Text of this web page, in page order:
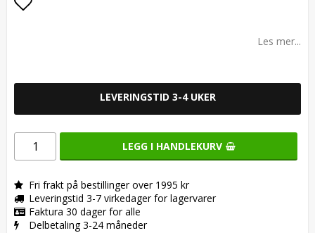
Les mer...
LEVERINGSTID 3-4 UKER
LEGG I HANDLEKURV
Fri frakt på bestillinger over 1995 kr
Leveringstid 3-7 virkedager for lagervarer
Faktura 30 dager for alle
Delbetaling 3-24 måneder